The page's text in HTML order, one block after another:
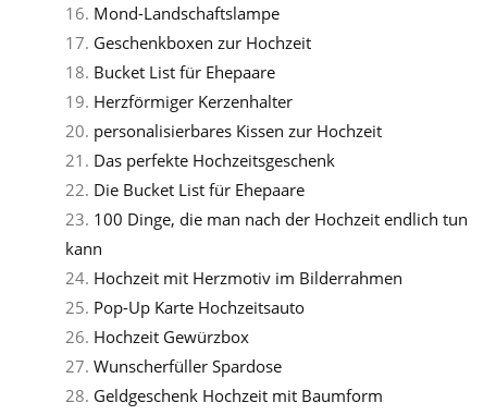
16. Mond-Landschaftslampe
17. Geschenkboxen zur Hochzeit
18. Bucket List für Ehepaare
19. Herzförmiger Kerzenhalter
20. personalisierbares Kissen zur Hochzeit
21. Das perfekte Hochzeitsgeschenk
22. Die Bucket List für Ehepaare
23. 100 Dinge, die man nach der Hochzeit endlich tun
kann
24. Hochzeit mit Herzmotiv im Bilderrahmen
25. Pop-Up Karte Hochzeitsauto
26. Hochzeit Gewürzbox
27.Wunscherfüller Spardose
28. Geldgeschenk Hochzeit mit Baumform